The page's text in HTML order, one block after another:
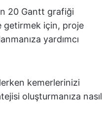
20 Gantt grafiği
getirmek için, proje
yardımcı
kemerlerinizi
oluşturmanıza nasıl